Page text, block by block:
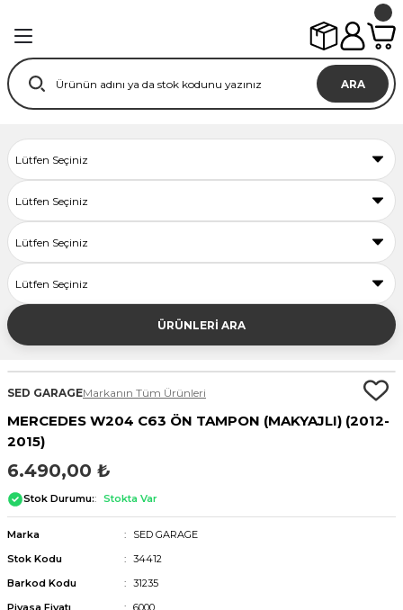
ARA
ÜRÜNLERİ ARA
SED GARAGEMarkanın Tüm Ürünleri
MERCEDES W204 C63 ÖN TAMPON (MAKYAJLI) (2012-
2015)
6.490,00 ₺
Stok Durumu: Stokta Var
Marka
SED GARAGE
Stok Kodu
34412
Barkod Kodu
31235
Piyasa Fiyatı
6000